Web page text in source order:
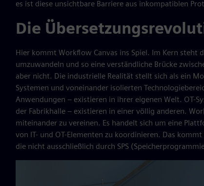
es ist diese unsichtbare Barriere aus inkompatiblen
Die
Hier kommt Workflow Canvas ins Spiel. Im Kern steht
umzuwandeln und so eine verständliche Brücke
aber nicht. Die industrielle Realität stellt sich als ein
Systemen und voneinander isolierten
Anwendungen – existieren in ihrer eigenen Welt. OT-
der Fabrikhalle – existieren in einer völlig anderen.
miteinander zu vereinen. Es handelt sich um eine
von IT- und OT-Elementen zu koordinieren. Das
die nicht ausschließlich durch SPS